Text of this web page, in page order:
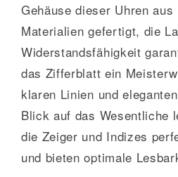
Gehäuse dieser Uhren
Materialien gefertigt, die
Widerstandsfähigkeit
das Zifferblatt ein
klaren Linien und
Blick auf das Wesentliche
die Zeiger und Indizes
und bieten optimale